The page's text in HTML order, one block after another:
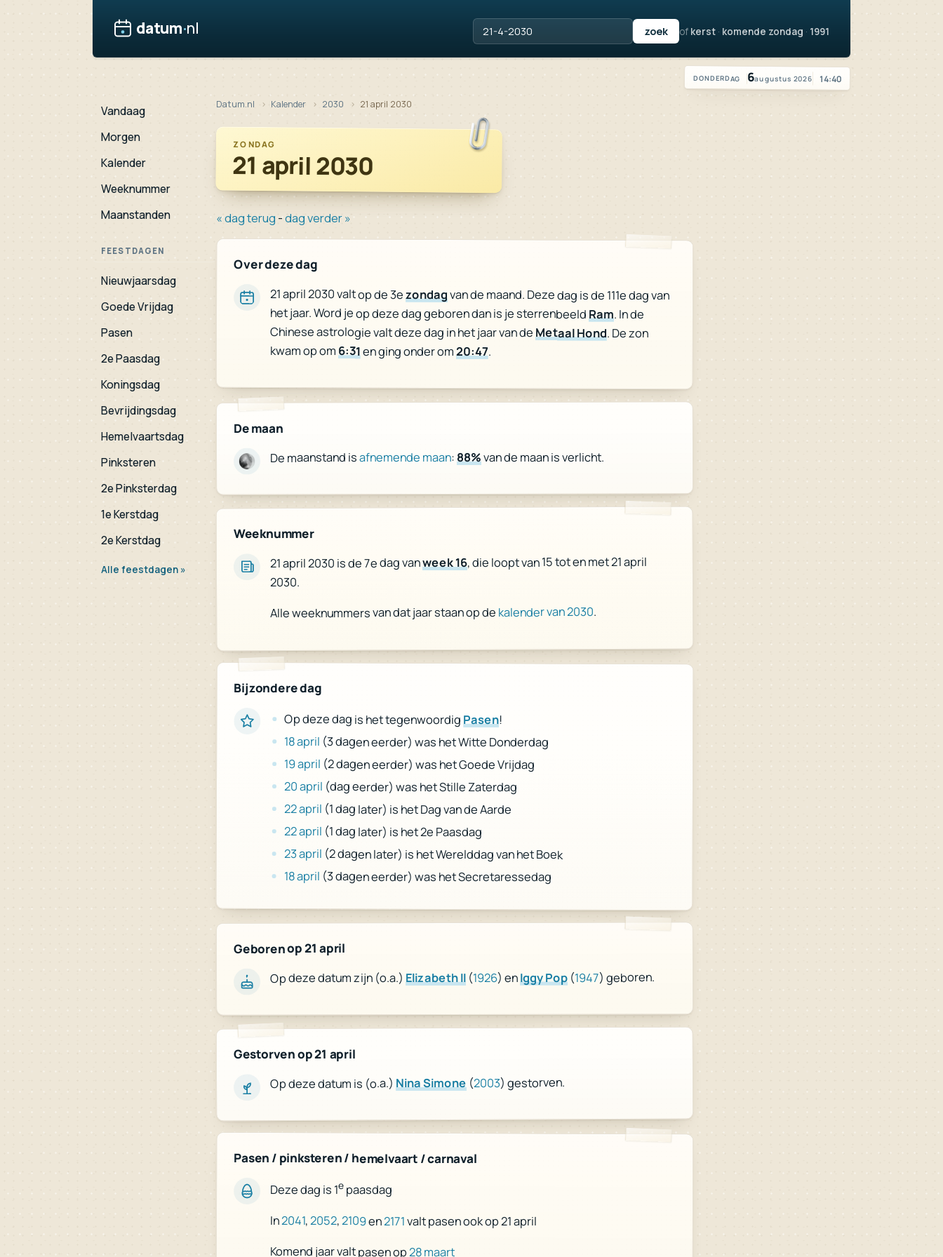
datum·nl
Vandaag is het donderdag 6 augustus 2026
DONDERDAG 6augustus 2026 14:40
Vandaag
Morgen
Kalender
Weeknummer
Maanstanden
FEESTDAGEN
Nieuwjaarsdag
Goede Vrijdag
Pasen
2e Paasdag
Koningsdag
Bevrijdingsdag
Hemelvaartsdag
Pinksteren
2e Pinksterdag
1e Kerstdag
2e Kerstdag
Alle feestdagen »
Datum.nl Kalender 2030 21 april 2030
ZONDAG
21 april 2030
« dag terug -dag verder »
Over deze dag
21 april 2030 valt op de 3ezondagvan de maand. Deze dag is de 111e dag van
het jaar. Word je op deze dag geboren dan is je sterrenbeeldRam. In de
Chinese astrologie valt deze dag in het jaar van deMetaal Hond. De zon
kwam op om6:31en ging onder om20:47.
De maan
De maanstand isafnemende maan: 88%van de maan is verlicht.
Weeknummer
21 april 2030 is de 7e dag vanweek 16, die loopt van 15 tot en met 21 april
2030.
Alle weeknummers van dat jaar staan op de kalender van 2030.
Bijzondere dag
Op deze dag is het tegenwoordig Pasen!
18 april (3 dagen eerder) was het Witte Donderdag
19 april (2 dagen eerder) was het Goede Vrijdag
20 april (dag eerder) was het Stille Zaterdag
22 april (1 dag later) is het Dag van de Aarde
22 april (1 dag later) is het 2e Paasdag
23 april (2 dagen later) is het Werelddag van het Boek
18 april (3 dagen eerder) was het Secretaressedag
Geboren op 21 april
Op deze datum zijn (o.a.) Elizabeth II (1926) enIggy Pop (1947) geboren.
Gestorven op 21 april
Op deze datum is (o.a.)Nina Simone (2003) gestorven.
Pasen / pinksteren / hemelvaart / carnaval
Deze dag is 1e paasdag
In2041,2052,2109en2171valt pasen ook op 21 april
Komend jaar valt pasen op28 maart
of kerst · komende zondag · 1991